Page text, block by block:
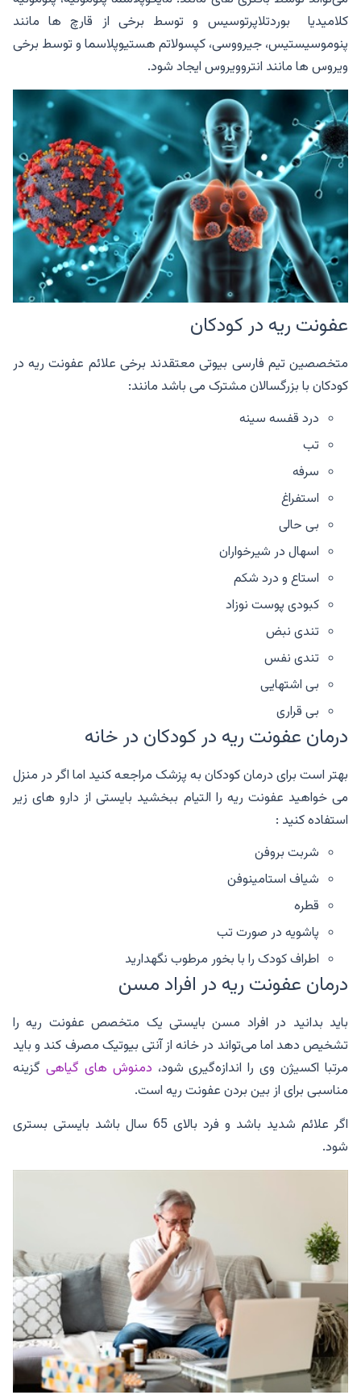
کلامیدیا بوردتلاپرتوسیس و توسط برخی از قارچ ها مانند
پنوموسیستیس، جیرووسی، کپسولاتم هستیوپلاسما و توسط برخی
ویروس ها مانند انتروویروس ایجاد شود.
عفونت ریه در کودکان
متخصصین تیم فارسی بیوتی معتقدند برخی علائم عفونت ریه در
کودکان با بزرگسالان مشترک می باشد مانند:
درد قفسه سینه
تب
سرفه
استفراغ
بی حالی
اسهال در شیرخواران
استاع و درد شکم
کبودی پوست نوزاد
تندی نبض
تندی نفس
بی اشتهایی
بی قراری
درمان عفونت ریه در کودکان در خانه
بهتر است برای درمان کودکان به پزشک مراجعه کنید اما اگر در منزل
می خواهید عفونت ریه را التیام ببخشید بایستی از دارو های زیر
استفاده کنید :
شربت بروفن
شیاف استامینوفن
قطره
پاشویه در صورت تب
اطراف کودک را با بخور مرطوب نگهدارید
درمان عفونت ریه در افراد مسن
باید بدانید در افراد مسن بایستی یک متخصص عفونت ریه را
تشخیص دهد اما می‌تواند در خانه از آنتی بیوتیک مصرف کند و باید
مرتبا اکسیژن وی را اندازه‌گیری شود، دمنوش های گیاهی گزینه
مناسبی برای از بین بردن عفونت ریه است.
اگر علائم شدید باشد و فرد بالای 65 سال باشد بایستی بستری
شود.